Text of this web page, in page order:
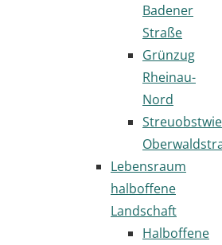
Badener
Straße
Grünzug
Rheinau-
Nord
Lebensraum
halboffene
Landschaft
Halboffene